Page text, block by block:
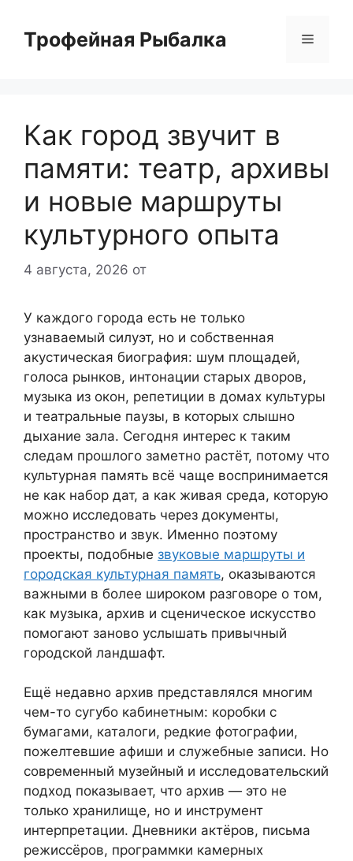
содержимому
Трофейная Рыбалка Меню
Как город звучит в
памяти: театр, архивы
и новые маршруты
культурного опыта
4 августа, 2026 от
У каждого города есть не только
узнаваемый силуэт, но и собственная
акустическая биография: шум площадей,
голоса рынков, интонации старых дворов,
музыка из окон, репетиции в домах культуры
и театральные паузы, в которых слышно
дыхание зала. Сегодня интерес к таким
следам прошлого заметно растёт, потому что
культурная память всё чаще воспринимается
не как набор дат, а как живая среда, которую
можно исследовать через документы,
пространство и звук. Именно поэтому
проекты, подобные звуковые маршруты и
городская культурная память, оказываются
важными в более широком разговоре о том,
как музыка, архив и сценическое искусство
помогают заново услышать привычный
городской ландшафт.
Ещё недавно архив представлялся многим
чем-то сугубо кабинетным: коробки с
бумагами, каталоги, редкие фотографии,
пожелтевшие афиши и служебные записи. Но
современный музейный и исследовательский
подход показывает, что архив — это не
только хранилище, но и инструмент
интерпретации. Дневники актёров, письма
режиссёров, программки камерных